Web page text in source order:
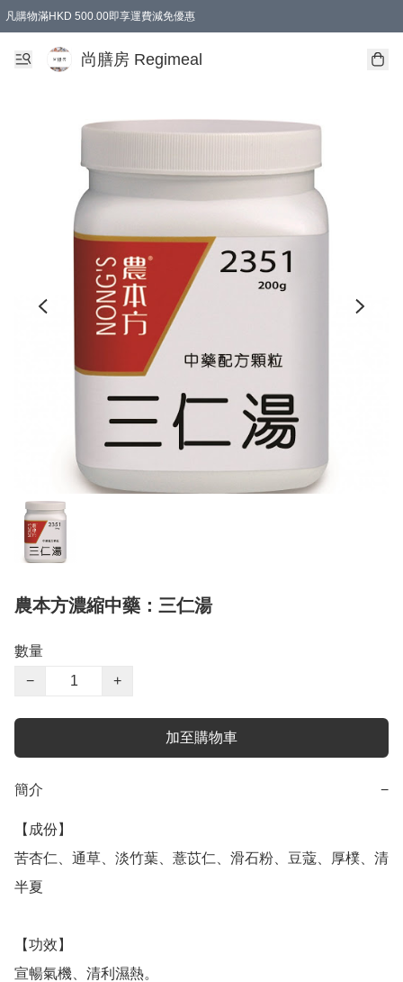
凡購物滿HKD 500.00即享運費減免優惠
尚膳房 Regimeal
農本方濃縮中藥：三仁湯
數量
−
+
加至購物車
簡介 −
【成份】
苦杏仁、通草、淡竹葉、薏苡仁、滑石粉、豆蔻、厚樸、清
半夏
【功效】
宣暢氣機、清利濕熱。